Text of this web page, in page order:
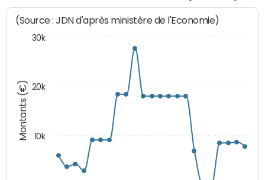
Montants (€)
(Source : JDN d'après ministère de l'Economie)
10k
20k
30k